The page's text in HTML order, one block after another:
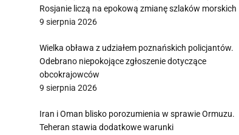
Rosjanie liczą na epokową zmianę szlaków morskich
9 sierpnia 2026
Wielka obława z udziałem poznańskich policjantów.
Odebrano niepokojące zgłoszenie dotyczące
obcokrajowców
9 sierpnia 2026
Iran i Oman blisko porozumienia w sprawie Ormuzu.
Teheran stawia dodatkowe warunki